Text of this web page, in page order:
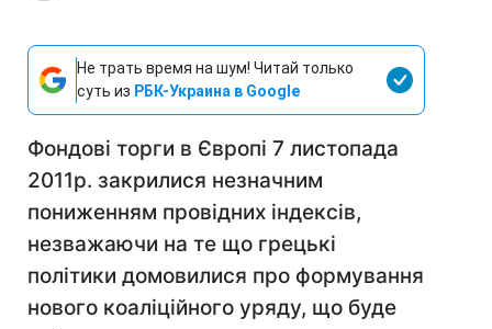
Не трать время на шум! Читай только
суть из РБК-Украина в Google
Фондові торги в Європі 7 листопада
2011р. закрилися незначним
пониженням провідних індексів,
незважаючи на те що грецькі
політики домовилися про формування
нового коаліційного уряду, що буде